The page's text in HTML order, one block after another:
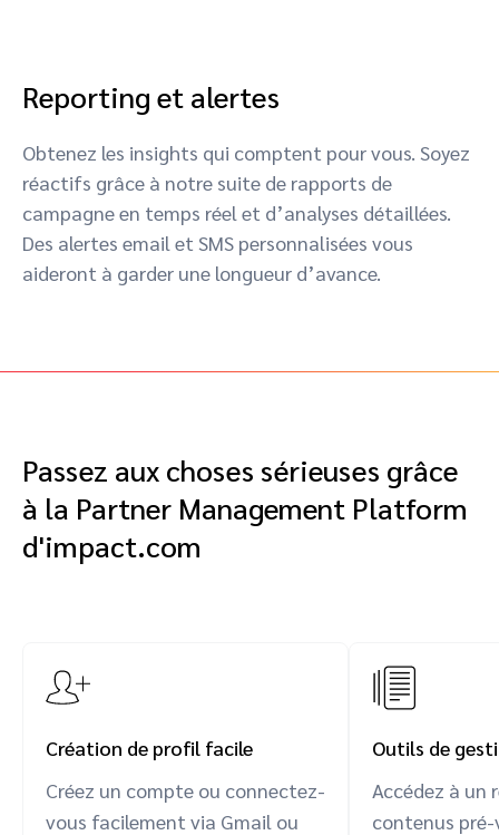
Reporting et alertes
Obtenez les insights qui comptent pour vous. Soyez
réactifs grâce à notre suite de rapports de
campagne en temps réel et d’analyses détaillées.
Des alertes email et SMS personnalisées vous
aideront à garder une longueur d’avance.
Passez aux choses sérieuses grâce
à la Partner Management Platform
d'impact.com
Création de profil facile
Créez un compte ou connectez-
vous facilement via Gmail ou
Outils de
Accédez à un
contenus